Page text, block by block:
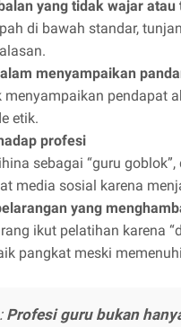
yang tidak wajar
di bawah standar,
menyampaikan
menyampaikan pendapat
etik.
profesi
sebagai “guru
media sosial karena
yang
ikut pelatihan karena
pangkat meski
Profesi guru bukan